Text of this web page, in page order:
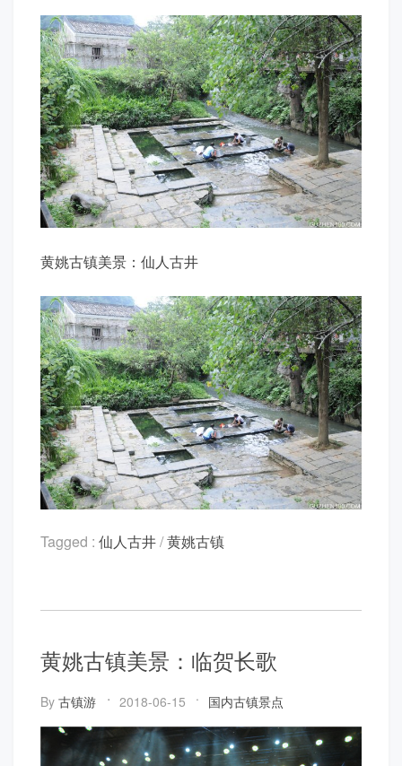
黄姚古镇美景：仙人古井
Tagged : 仙人古井/黄姚古镇
黄姚古镇美景：临贺长歌
By 古镇游 2018-06-15 国内古镇景点